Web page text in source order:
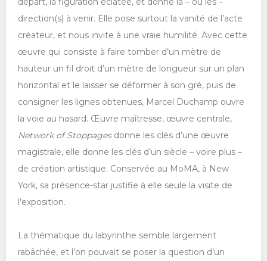
direction(s) à venir. Elle pose surtout la vanité de l’acte
créateur, et nous invite à une vraie humilité. Avec cette
œuvre qui consiste à faire tomber d’un mètre de
hauteur un fil droit d’un mètre de longueur sur un plan
horizontal et le laisser se déformer à son gré, puis de
consigner les lignes obtenues, Marcel Duchamp ouvre
la voie au hasard. Œuvre maîtresse, œuvre centrale,
Network of Stoppages donne les clés d’une œuvre
magistrale, elle donne les clés d’un siècle – voire plus –
de création artistique. Conservée au MoMA, à New
York, sa présence-star justifie à elle seule la visite de
l’exposition.
La thématique du labyrinthe semble largement
rabâchée, et l’on pouvait se poser la question d’un